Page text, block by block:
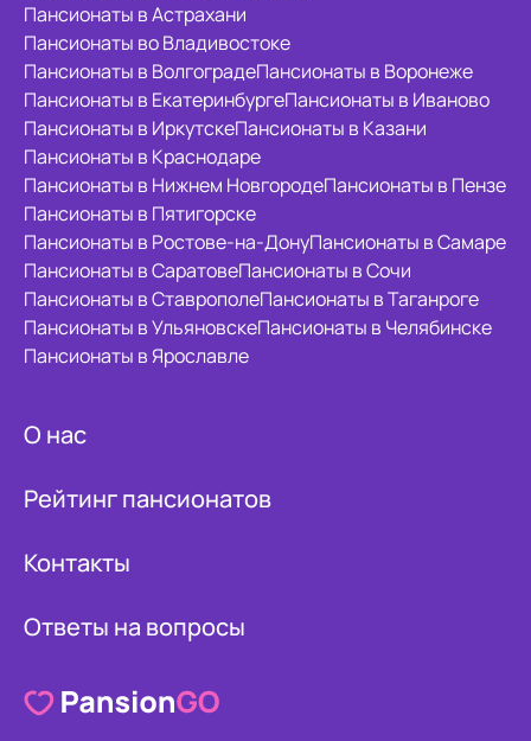
Пансионаты в Астрахани
Пансионаты во Владивостоке
Пансионаты в ВолгоградеПансионаты в Воронеже
Пансионаты в ЕкатеринбургеПансионаты в Иваново
Пансионаты в ИркутскеПансионаты в Казани
Пансионаты в Краснодаре
Пансионаты в Нижнем НовгородеПансионаты в Пензе
Пансионаты в Пятигорске
Пансионаты в Ростове-на-ДонуПансионаты в Самаре
Пансионаты в СаратовеПансионаты в Сочи
Пансионаты в СтаврополеПансионаты в Таганроге
Пансионаты в УльяновскеПансионаты в Челябинске
Пансионаты в Ярославле
О нас
Рейтинг пансионатов
Контакты
Ответы на вопросы